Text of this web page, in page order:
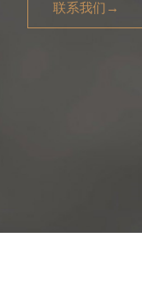
联系我们→